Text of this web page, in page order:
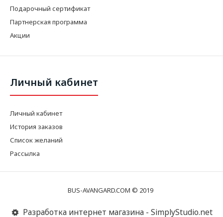
Подарочный сертификат
Партнерская программа
Акции
Личный кабинет
Личный кабинет
История заказов
Список желаний
Рассылка
BUS-AVANGARD.COM © 2019
Разработка интернет магазина - SimplyStudio.net